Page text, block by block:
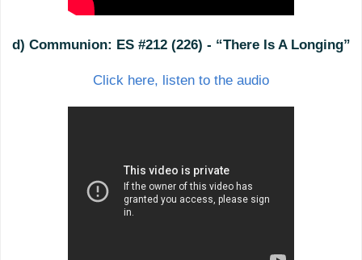
d) Communion: ES #212 (226) - “There Is A Longing”
Click here, listen to the audio